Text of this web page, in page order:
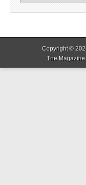
Copyright ©
The